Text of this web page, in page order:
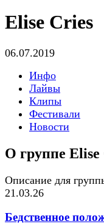
Elise Cries
06.07.2019
Инфо
Лайвы
Клипы
Фестивали
Новости
О группе Elise
Описание для
21.03.26
Бедственное